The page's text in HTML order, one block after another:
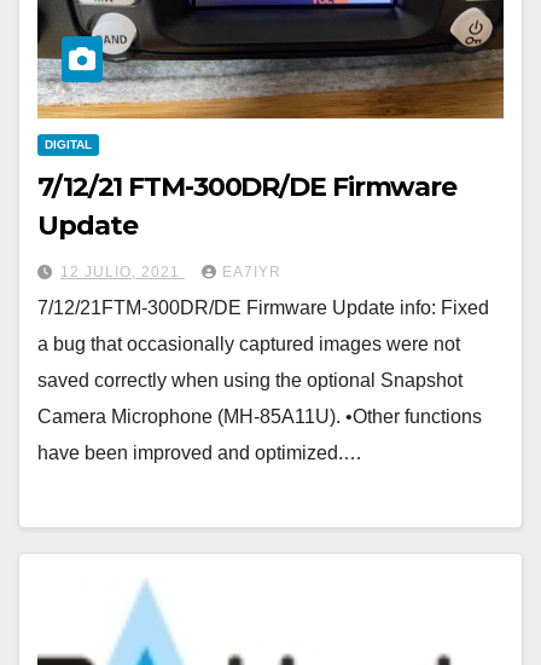
DIGITAL
7/12/21 FTM-300DR/DE Firmware
Update
12 JULIO, 2021 EA7IYR
7/12/21FTM-300DR/DE Firmware Update info: Fixed
a bug that occasionally captured images were not
saved correctly when using the optional Snapshot
Camera Microphone (MH-85A11U). •Other functions
have been improved and optimized.…